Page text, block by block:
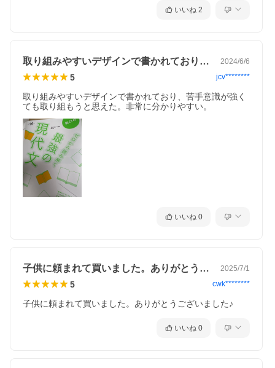
いいね 2
取り組みやすいデザインで書かれており、… 2024/6/6
5 jcv********
取り組みやすいデザインで書かれており、苦手意識が強く
ても取り組もうと思えた。非常に分かりやすい。
いいね 0
子供に頼まれて買いました。ありがとうご… 2025/7/1
5 cwk********
子供に頼まれて買いました。ありがとうございました♪
いいね 0